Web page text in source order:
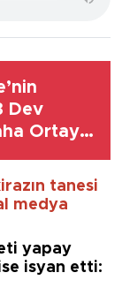
Dev
Ortaya
tanesi
medya
yapay
isyan etti: